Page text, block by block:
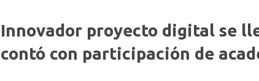
Innovador proyecto digital se
contó con participación de